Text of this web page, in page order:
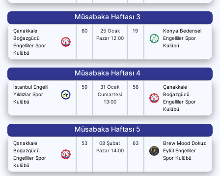
Müsabaka Haftası 3
Çanakkale
Boğazgücü
Engelliler Spor
Kulübü
60
25 Ocak
Pazar 12:00
19
Konya Bedensel
Engelliler Spor
Kulübü
Müsabaka Haftası 4
İstanbul Engelli
Yıldızlar Spor
Kulübü
59
31 Ocak
Cumartesi
13:00
56
Çanakkale
Boğazgücü
Engelliler Spor
Kulübü
Müsabaka Haftası 5
Çanakkale
Boğazgücü
Engelliler Spor
Kulübü
53
08 Şubat
Pazar 14:00
63
Brew Mood Dokuz
Eylül Engelliler
Spor Kulübü